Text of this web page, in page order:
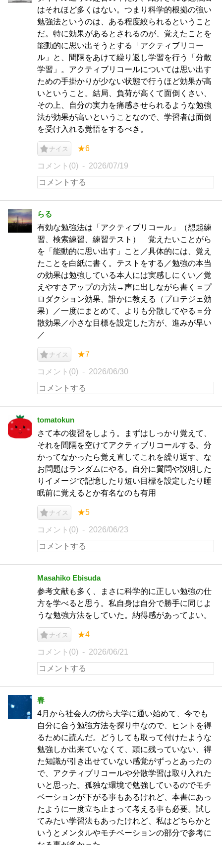
はそれほど多くはない。つまり科学的根拠の強い
勉強法というのは、ある程度絞られるということ
だ。特に効果があるとされるのが、覚えたことを
能動的に思い出そうとする「アクティブリコー
ル」と、間隔をあけて繰り返し学習を行う「分散
学習」。アクティブリコールについては思い出す
ための手掛かりが少ない状態で行うほど効果が高
いということ。結局、負荷が高くて面倒くさい、
その上、自分の実力を痛感させられるような勉強
法が効果が高いということなので、学習者は面倒
を受け入れる覚悟をするべき。
ナイス ★6
コメント(0) 2026/07/19
らる
有効な勉強法は「アクティブリコール」（想起練
習、検索練習、練習テスト） 覚えたいことがら
を「能動的に思い出す」こと／具体的には、覚え
たことを白紙に書く。テストをする／勉強の本当
の効果は勉強している本人には実感しにくい／覚
えやすさアップの方法→声に出しながら書く＝プ
ロダクション効果、誰かに教える（プロテジェ効
果）／一度にまとめて、よりも分散してやる＝分
散効果／小さな目標を設定した方が、進みが早い
／
ナイス ★7
コメント(0) 2026/06/30
tomatokun
さて本の復習をしよう。まずはしっかり覚えて、
それを間隔を空けてアクティブリコールする。分
かってなかったら覚え直してこれを繰り返す。な
お問題はランダムにやる。自分に質問や説明した
りイメージで記憶したり短い目標を設定したり睡
眠前に覚えるとか有名なのも有用
ナイス ★5
コメント(0) 2026/06/23
Masahiko Ebisuda
参考文献も多く、まさに科学的に正しい勉強の仕
方を学べると思う。私自身は自分で勝手に同じよ
うな勉強方法をしていた。納得感があってよい。
ナイス ★4
コメント(0) 2026/06/21
春
4月から社会人の傍ら大学に通い始めて、今でも
自分に合う勉強方法を探り中なので、ヒントを得
るために読んだ。どうしても取って付けたような
勉強しか出来ていなくて、頭に残っていない、得
た知識が引き出せていない感覚がずっとあったの
で、アクティブリコールや分散学習は取り入れた
いと思った。孤独な環境で勉強しているのでモチ
ベーションが下がる事もあるけれど、本書にあっ
たように一度立ち止まって考える事も必要。試し
てみたい学習法もあったけれど、私はどちらかと
いうとメンタルやモチベーションの部分で参考に